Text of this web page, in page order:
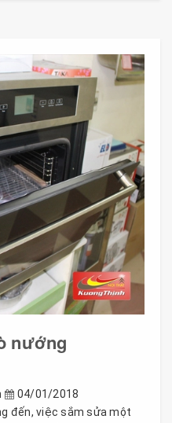
nướng
04/01/2018
đến, việc sắm sửa một